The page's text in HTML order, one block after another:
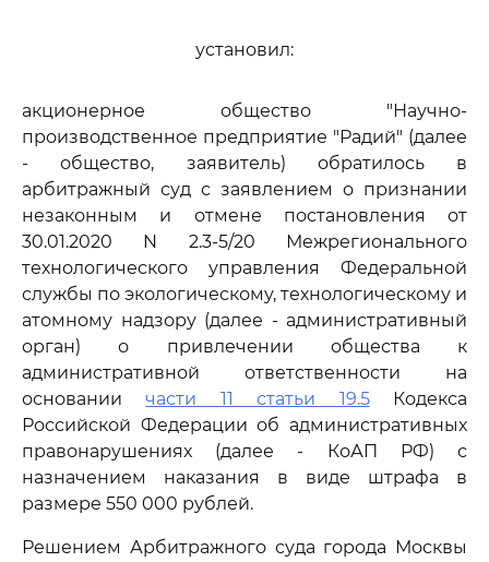
установил:
акционерное общество "Научно-
производственное предприятие "Радий" (далее
- общество, заявитель) обратилось в
арбитражный суд с заявлением о признании
незаконным и отмене постановления от
30.01.2020 N 2.3-5/20 Межрегионального
технологического управления Федеральной
службы по экологическому, технологическому и
атомному надзору (далее - административный
орган) о привлечении общества к
административной ответственности на
основаниичасти 11 статьи 19.5Кодекса
Российской Федерации об административных
правонарушениях (далее - КоАП РФ) с
назначением наказания в виде штрафа в
размере 550 000 рублей.
Решением Арбитражного суда города Москвы